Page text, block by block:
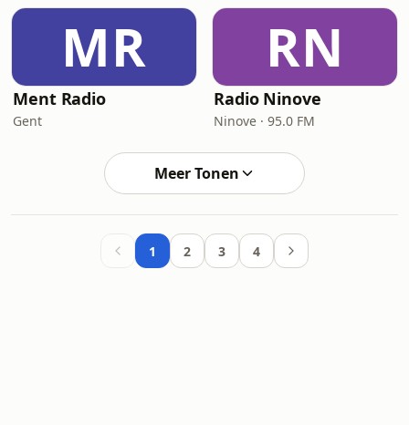
MR
Ment Radio
Gent
RN
Radio Ninove
Ninove · 95.0 FM
Meer Tonen
1 2 3 4